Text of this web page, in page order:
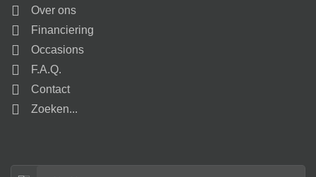
Over ons
Financiering
Occasions
F.A.Q.
Contact
Zoeken...